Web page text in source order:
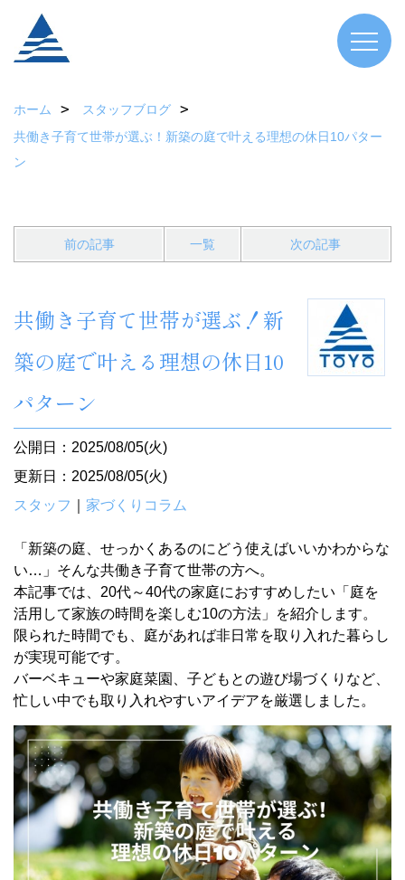
ホーム
スタッフブログ
共働き子育て世帯が選ぶ！新築の庭で叶える理想の休日10パター
ン
前の記事 一覧 次の記事
共働き子育て世帯が選ぶ！新
築の庭で叶える理想の休日10
パターン
公開日：2025/08/05(火)
更新日：2025/08/05(火)
スタッフ
家づくりコラム
「新築の庭、せっかくあるのにどう使えばいいかわからな
い…」そんな共働き子育て世帯の方へ。
本記事では、20代～40代の家庭におすすめしたい「庭を
活用して家族の時間を楽しむ10の方法」を紹介します。
限られた時間でも、庭があれば非日常を取り入れた暮らし
が実現可能です。
バーベキューや家庭菜園、子どもとの遊び場づくりなど、
忙しい中でも取り入れやすいアイデアを厳選しました。